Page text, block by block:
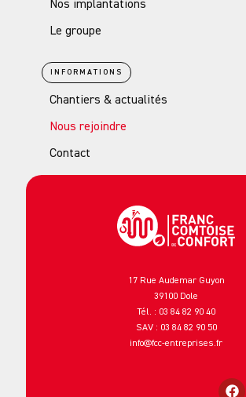
Nos implantations
Le groupe
INFORMATIONS
Chantiers & actualités
Nous rejoindre
Contact
17 Rue Audemar Guyon
39100 Dole
Tél. : 03 84 82 90 40
SAV : 03 84 82 90 50
info@fcc-entreprises.fr